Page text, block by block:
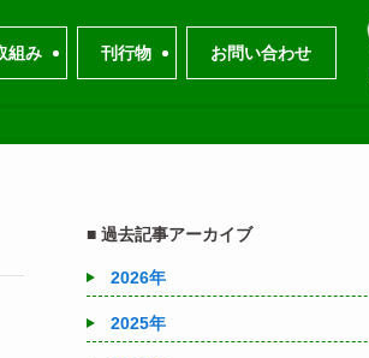
組み 刊行物 お問い合わせ
■ 過去記事アーカイブ
2026年
2025年